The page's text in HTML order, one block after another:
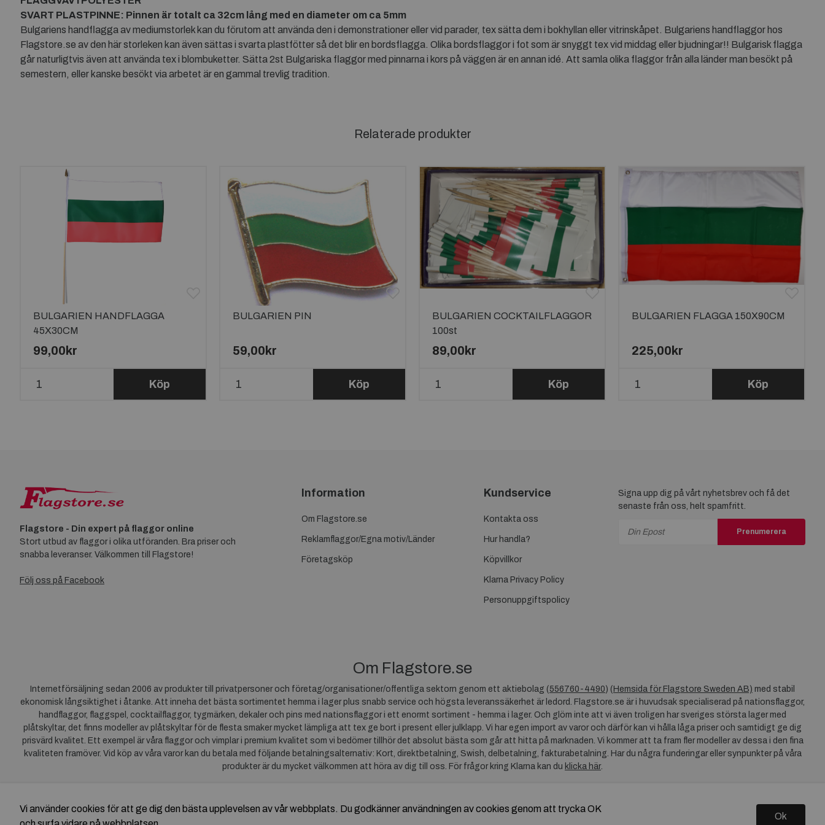
SVART PLASTPINNE: Pinnen är totalt ca 32cm lång med en diameter om ca 5mm
Bulgariens handflagga av mediumstorlek kan du förutom att använda den i demonstrationer eller vid parader, tex sätta dem i bokhyllan eller vitrinskåpet. Bulgariens handflaggor hos
Flagstore.se av den här storleken kan även sättas i svarta plastfötter så det blir en bordsflagga. Olika bordsflaggor i fot som är snyggt tex vid middag eller bjudningar!! Bulgarisk flagga
går naturligtvis även att använda tex i blombuketter. Sätta 2st Bulgariska flaggor med pinnarna i kors på väggen är en annan idé. Att samla olika flaggor från alla länder man besökt på
semestern, eller kanske besökt via arbetet är en gammal trevlig tradition.
Relaterade produkter
BULGARIEN HANDFLAGGA
45X30CM
99,00kr
Köp
BULGARIEN PIN
59,00kr
Köp
BULGARIEN COCKTAILFLAGGOR
100st
89,00kr
Köp
BULGARIEN FLAGGA 150X90CM
225,00kr
Köp
Flagstore - Din expert på flaggor online
Stort utbud av flaggor i olika utföranden. Bra priser och
snabba leveranser. Välkommen till Flagstore!
Följ oss på Facebook
Information
Om Flagstore.se
Reklamflaggor/Egna motiv/Länder
Företagsköp
Kundservice
Kontakta oss
Hur handla?
Köpvillkor
Klarna Privacy Policy
Personuppgiftspolicy
Signa upp dig på vårt nyhetsbrev och få det
senaste från oss, helt spamfritt.
Prenumerera
Om Flagstore.se
Internetförsäljning sedan 2006 av produkter till privatpersoner och företag/organisationer/offentliga sektorn genom ett aktiebolag (556760-4490) ( Hemsida för Flagstore Sweden AB) med stabil
ekonomisk långsiktighet i åtanke. Att inneha det bästa sortimentet hemma i lager plus snabb service och högsta leveranssäkerhet är ledord. Flagstore.se är i huvudsak specialiserad på nationsflaggor,
handflaggor, flaggspel, cocktailflaggor, tygmärken, dekaler och pins med nationsflaggor i ett enormt sortiment - hemma i lager. Och glöm inte att vi även troligen har sveriges största lager med
plåtskyltar, det finns modeller av plåtskyltar för de flesta smaker mycket lämpliga att tex ge bort i present eller julklapp. Vi har egen import av varor och därför kan vi hålla låga priser och samtidigt ge dig
prisvärd kvalitet. Ett exempel är våra flaggor och vimplar i premium kvalitet som vi bedömer tillhör det absolut bästa som går att hitta på marknaden. Vi kommer att ta fram fler modeller av dessa i den fina
kvaliteten framöver. Vid köp av våra varor kan du betala med följande betalningsalternativ: Kort, direktbetalning, Swish, delbetalning, fakturabetalning. Har du några funderingar eller synpunkter på våra
produkter är du mycket välkommen att höra av dig till oss. För frågor kring Klarna kan du klicka här.
Vi använder cookies för att ge dig den bästa upplevelsen av vår webbplats. Du godkänner användningen av cookies genom att trycka OK
Ok